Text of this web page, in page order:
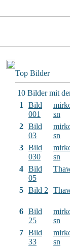
Top Bilder
10 Bilder mit
1
Bild
001
sn
2 Bild
03
sn
3 Bild
030
sn
4 Bild
05
5 Bild 2
6 Bild
25
sn
7 Bild
33
sn